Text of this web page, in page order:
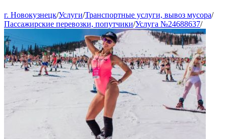
г. Новокузнецк/Услуги/Транспортные услуги, вывоз мусора/
Пассажирские перевозки, попутчики/Услуга №24688637/